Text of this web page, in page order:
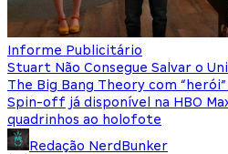
Informe Publicitário
Stuart Não Consegue Salvar o
The Big Bang Theory com
Spin-off já disponível na HBO
quadrinhos ao holofote
Redação NerdBunker